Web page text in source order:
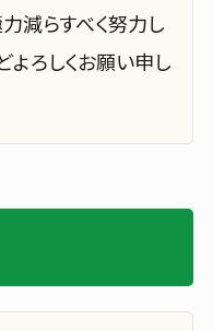
減らすべく努力し
よろしくお願い申し